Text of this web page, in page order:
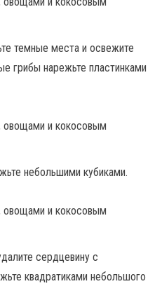
темные места и освежите
грибы нарежьте пластинками
небольшими кубиками.
сердцевину с
квадратиками небольшого